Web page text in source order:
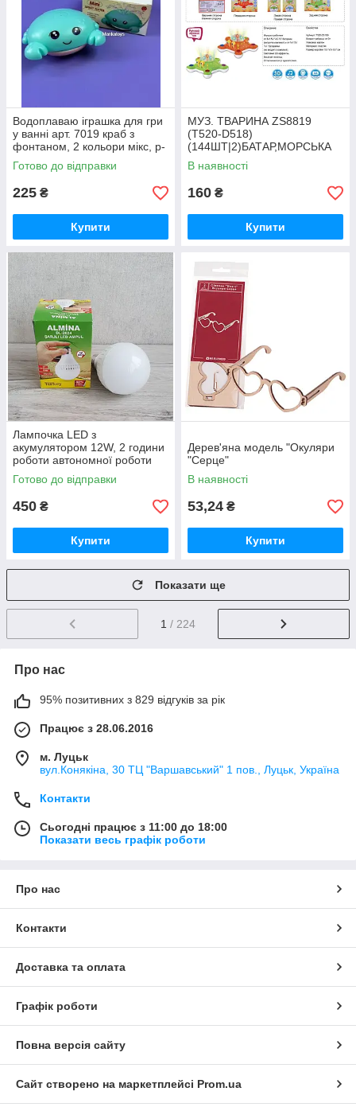
Водоплаваю іграшка для гри
у ванні арт. 7019 краб з
фонтаном, 2 кольори мікс, р-
р10, 2*9*10, короб.
Готово до відправки
225 ₴
Купити
МУЗ. ТВАРИНА ZS8819
(T520-D518)
(144ШТ|2)БАТАР,МОРСЬКА
ЗІРКА 2 КОЛ МІКС,СПІВАЄ
ПІСНЮ,СВІТЛО 3-D
В наявності
160 ₴
Купити
Лампочка LED з
акумулятором 12W, 2 години
роботи автономної роботи
без світла, Е27, ALMINA DL-
2024 /
Готово до відправки
450 ₴
Купити
Дерев'яна модель "Окуляри
"Серце"
В наявності
53,24 ₴
Купити
Показати ще
1 / 224
Про нас
95% позитивних з 829 відгуків за рік
Працює з 28.06.2016
м. Луцьк
вул.Конякіна, 30 ТЦ "Варшавський" 1 пов., Луцьк, Україна
Контакти
Сьогодні працює з 11:00 до 18:00
Показати весь графік роботи
Про нас
Контакти
Доставка та оплата
Графік роботи
Повна версія сайту
Сайт створено на маркетплейсі Prom.ua